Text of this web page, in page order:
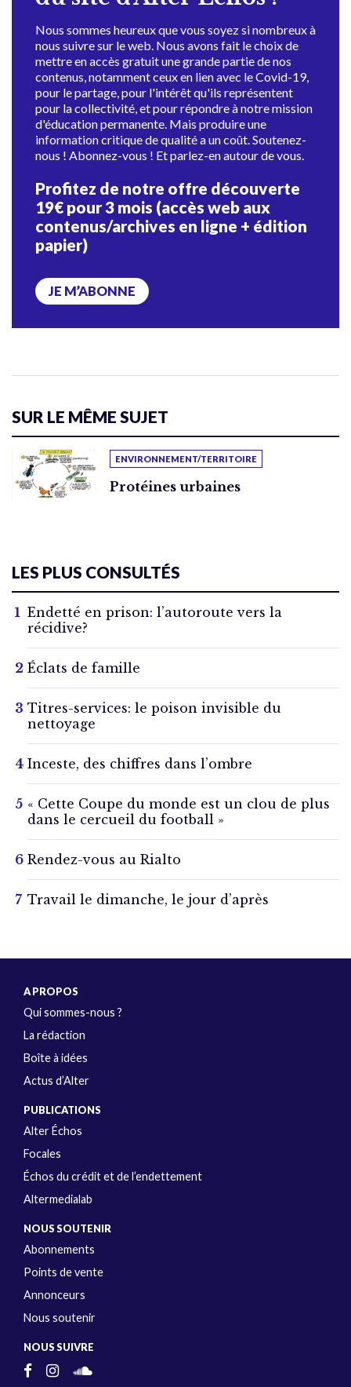
Nous sommes heureux que vous soyez si nombreux à
nous suivre sur le web. Nous avons fait le choix de
mettre en accès gratuit une grande partie de nos
contenus, notamment ceux en lien avec le Covid-19,
pour le partage, pour l'intérêt qu'ils représentent
pour la collectivité, et pour répondre à notre mission
d'éducation permanente. Mais produire une
information critique de qualité a un coût. Soutenez-
nous ! Abonnez-vous ! Et parlez-en autour de vous.
Profitez de notre offre découverte
19€ pour 3 mois (accès web aux
contenus/archives en ligne + édition
papier)
JE M’ABONNE
SUR LE MÊME SUJET
ENVIRONNEMENT/TERRITOIRE
Protéines urbaines
LES PLUS CONSULTÉS
Endetté en prison: l’autoroute vers la
récidive?
Éclats de famille
Titres-services: le poison invisible du
nettoyage
Inceste, des chiffres dans l’ombre
« Cette Coupe du monde est un clou de plus
dans le cercueil du football »
Rendez-vous au Rialto
Travail le dimanche, le jour d’après
A PROPOS
Qui sommes-nous ?
La rédaction
Boîte à idées
Actus d’Alter
PUBLICATIONS
Alter Échos
Focales
Échos du crédit et de l’endettement
Altermedialab
NOUS SOUTENIR
Abonnements
Points de vente
Annonceurs
Nous soutenir
NOUS SUIVRE